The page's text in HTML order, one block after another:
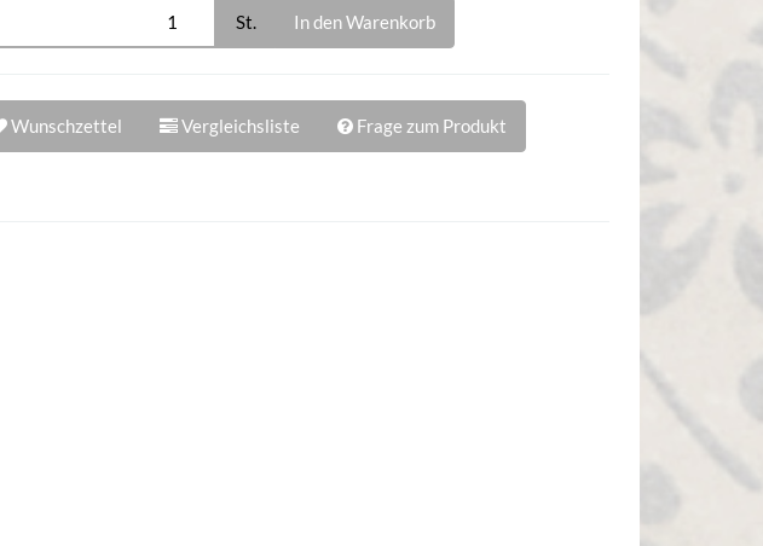
St. In den Warenkorb
Wunschzettel Vergleichsliste Frage zum Produkt